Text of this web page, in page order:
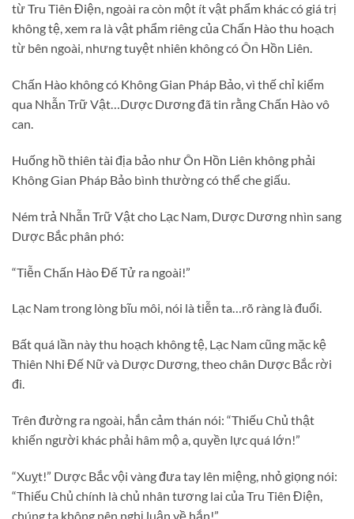
từ Tru Tiên Điện, ngoài ra còn một ít vật phẩm khác có giá trị
không tệ, xem ra là vật phẩm riêng của Chấn Hào thu hoạch
từ bên ngoài, nhưng tuyệt nhiên không có Ôn Hồn Liên.
Chấn Hào không có Không Gian Pháp Bảo, vì thế chỉ kiểm
qua Nhẫn Trữ Vật…Dược Dương đã tin rằng Chấn Hào vô
can.
Huống hồ thiên tài địa bảo như Ôn Hồn Liên không phải
Không Gian Pháp Bảo bình thường có thể che giấu.
Ném trả Nhẫn Trữ Vật cho Lạc Nam, Dược Dương nhìn sang
Dược Bắc phân phó:
“Tiễn Chấn Hào Đế Tử ra ngoài!”
Lạc Nam trong lòng bĩu môi, nói là tiễn ta…rõ ràng là đuổi.
Bất quá lần này thu hoạch không tệ, Lạc Nam cũng mặc kệ
Thiên Nhi Đế Nữ và Dược Dương, theo chân Dược Bắc rời
đi.
Trên đường ra ngoài, hắn cảm thán nói: “Thiếu Chủ thật
khiến người khác phải hâm mộ a, quyền lực quá lớn!”
“Xuỵt!” Dược Bắc vội vàng đưa tay lên miệng, nhỏ giọng nói:
“Thiếu Chủ chính là chủ nhân tương lai của Tru Tiên Điện,
chúng ta không nên nghị luận về hắn!”